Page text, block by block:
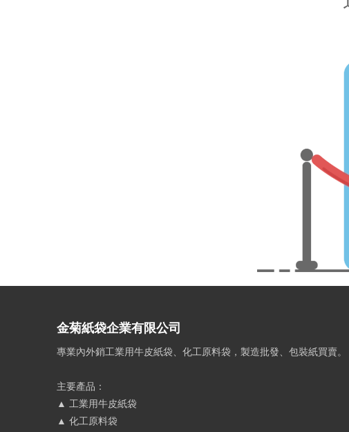
金菊紙袋企業有限公司
專業內外銷工業用牛皮紙袋、化工原料袋，製造批發、包裝紙買賣。
主要產品：
▲ 工業用牛皮紙袋
▲ 化工原料袋